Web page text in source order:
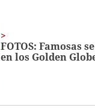
FOTOS: Famosas
en los Golden